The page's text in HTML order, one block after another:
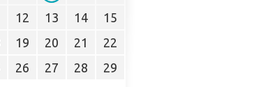
12 13 14
15
19 20 21
22
26 27 28
29